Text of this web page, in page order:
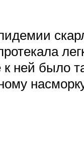
ней было